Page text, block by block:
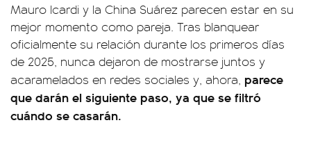
Mauro Icardi y la China Suárez parecen estar en su
mejor momento como pareja. Tras blanquear
oficialmente su relación durante los primeros días
de 2025, nunca dejaron de mostrarse juntos y
acaramelados en redes sociales y, ahora, parece
que darán el siguiente paso, ya que se filtró
cuándo se casarán.